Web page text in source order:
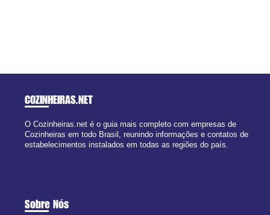
COZINHEIRAS.NET
O Cozinheiras.net é o guia mais completo com empresas de
Cozinheiras em todo Brasil, reunindo informações e contatos de
estabelecimentos instalados em todas as regiões do país.
Sobre Nós